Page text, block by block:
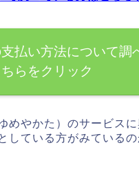
払い方法について調
らをクリック
めやかた）のサービス
ている方がみているの